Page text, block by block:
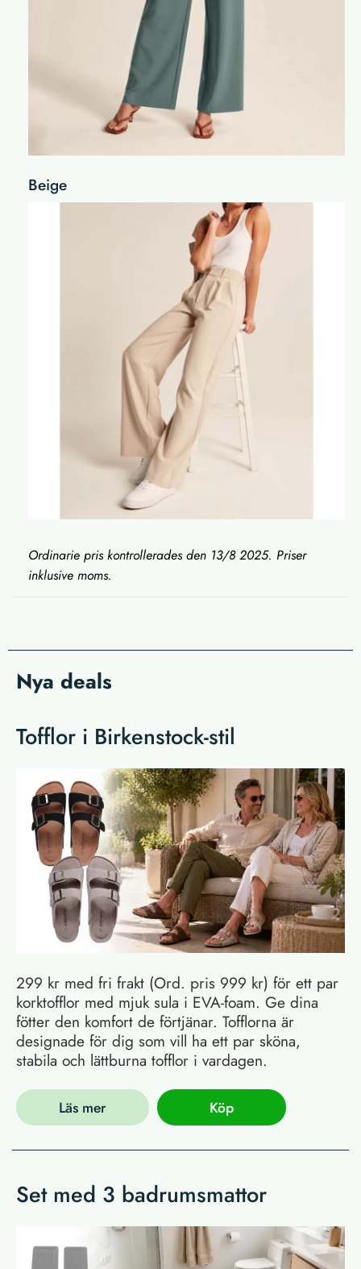
Beige
Ordinarie pris kontrollerades den 13/8 2025. Priser
inklusive moms.
Nya deals
Tofflor i Birkenstock-stil
299 kr med fri frakt (Ord. pris 999 kr) för ett par
korktofflor med mjuk sula i EVA-foam. Ge dina
fötter den komfort de förtjänar. Tofflorna är
designade för dig som vill ha ett par sköna,
stabila och lättburna tofflor i vardagen.
Läs mer Köp
Set med 3 badrumsmattor